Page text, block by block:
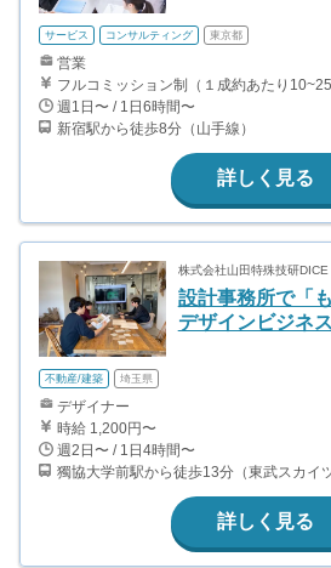
サービス コンサルティング 東京都
営業
週1日〜 / 1日6時間〜
新宿駅から徒歩8分（山手線）
詳しく見る
株式会社山田特殊技研DICE
設計事務所で「
デザインビジネ
不動産/建築 埼玉県
デザイナー
時給 1,200円〜
週2日〜 / 1日4時間〜
詳しく見る